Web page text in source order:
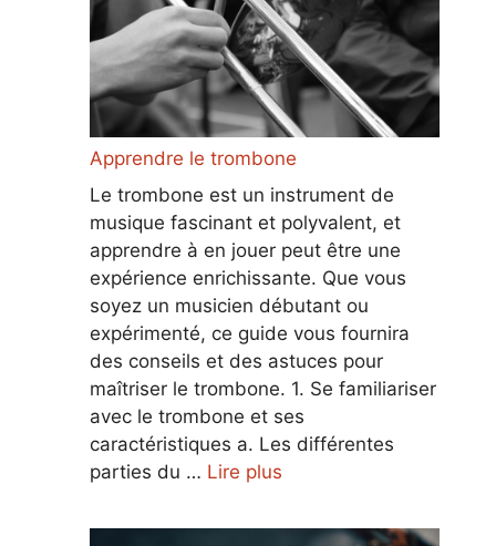
Apprendre le trombone
Le trombone est un instrument de
musique fascinant et polyvalent, et
apprendre à en jouer peut être une
expérience enrichissante. Que vous
soyez un musicien débutant ou
expérimenté, ce guide vous fournira
des conseils et des astuces pour
maîtriser le trombone. 1. Se familiariser
avec le trombone et ses
caractéristiques a. Les différentes
parties du … Lire plus